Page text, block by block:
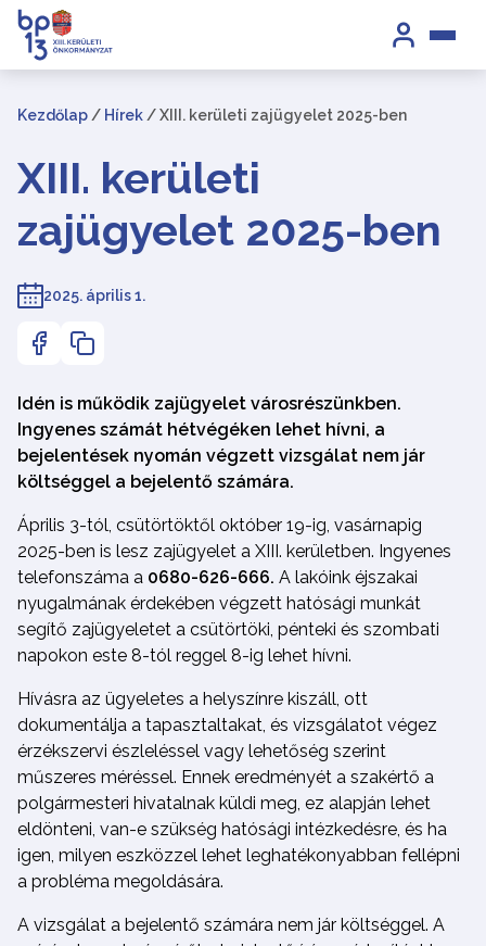
Kezdőlap / Hírek /XIII. kerületi zajügyelet 2025-ben
XIII. kerületi
zajügyelet 2025-ben
2025. április 1.
Idén is működik zajügyelet városrészünkben.
Ingyenes számát hétvégéken lehet hívni, a
bejelentések nyomán végzett vizsgálat nem jár
költséggel a bejelentő számára.
Április 3-tól, csütörtöktől október 19-ig, vasárnapig
2025-ben is lesz zajügyelet a XIII. kerületben. Ingyenes
telefonszáma a 0680-626-666. A lakóink éjszakai
nyugalmának érdekében végzett hatósági munkát
segítő zajügyeletet a csütörtöki, pénteki és szombati
napokon este 8-tól reggel 8-ig lehet hívni.
Hívásra az ügyeletes a helyszínre kiszáll, ott
dokumentálja a tapasztaltakat, és vizsgálatot végez
érzékszervi észleléssel vagy lehetőség szerint
műszeres méréssel. Ennek eredményét a szakértő a
polgármesteri hivatalnak küldi meg, ez alapján lehet
eldönteni, van-e szükség hatósági intézkedésre, és ha
igen, milyen eszközzel lehet leghatékonyabban fellépni
a probléma megoldására.
A vizsgálat a bejelentő számára nem jár költséggel. A